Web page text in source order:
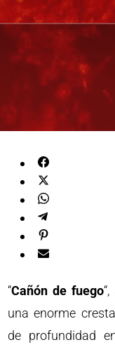
“Cañón de fuego
una enorme
de profundidad